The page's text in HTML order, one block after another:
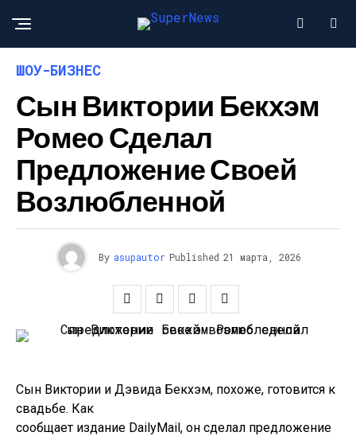
ШОУ-БИЗНЕС
Сын Виктории Бекхэм
Ромео Сделал
Предложение Своей
Возлюбленной
By asupautor Published 21 марта, 2026
Сын Виктории и Дэвида Бекхэм, похоже, готовится к
свадьбе. Как
сообщает издание DailyMail, он сделал предложение